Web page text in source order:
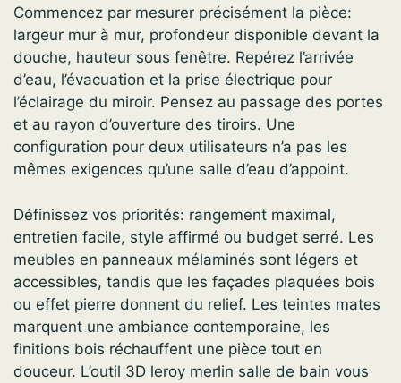
Commencez par mesurer précisément la pièce:
largeur mur à mur, profondeur disponible devant la
douche, hauteur sous fenêtre. Repérez l’arrivée
d’eau, l’évacuation et la prise électrique pour
l’éclairage du miroir. Pensez au passage des portes
et au rayon d’ouverture des tiroirs. Une
configuration pour deux utilisateurs n’a pas les
mêmes exigences qu’une salle d’eau d’appoint.
Définissez vos priorités: rangement maximal,
entretien facile, style affirmé ou budget serré. Les
meubles en panneaux mélaminés sont légers et
accessibles, tandis que les façades plaquées bois
ou effet pierre donnent du relief. Les teintes mates
marquent une ambiance contemporaine, les
finitions bois réchauffent une pièce tout en
douceur. L’outil 3D leroy merlin salle de bain vous